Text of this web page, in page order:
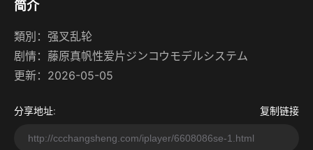
简介
類別： 强叉乱轮
剧情： 藤原真帆性爱片ジンコウモデルシステム
更新：2026-05-05
分享地址: 复制链接